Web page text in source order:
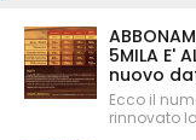
5MILA E'
nuovo
Ecco il
rinnovato